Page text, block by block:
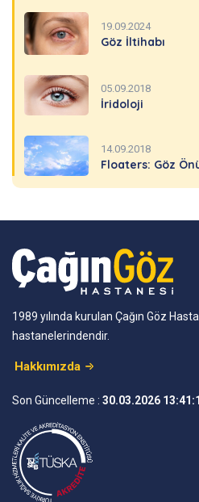
19.09.2024
Göz İltihabı
05.09.2018
İridoloji
14.09.2018
Floaters: Göz
1989 yılında kurulan Çağın Göz
hastanelerindendir.
Hakkımızda
Son Güncelleme : 30.03.2026